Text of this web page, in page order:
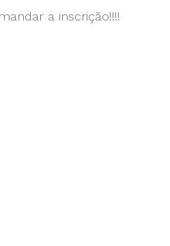
a inscrição!!!!